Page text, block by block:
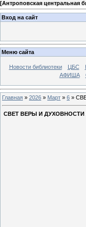
[Антроповская центральная
Вход на сайт
Меню сайта
Новости библиотеки ЦБС
АФИША
Главная » 2026 » Март » 6 »
СВЕТ ВЕРЫ И ДУХОВНОСТИ